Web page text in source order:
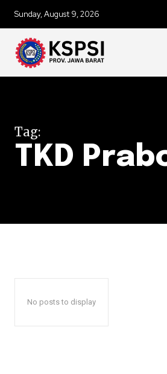
Sunday, August 9, 2026
Tag:
TKD
No posts to display